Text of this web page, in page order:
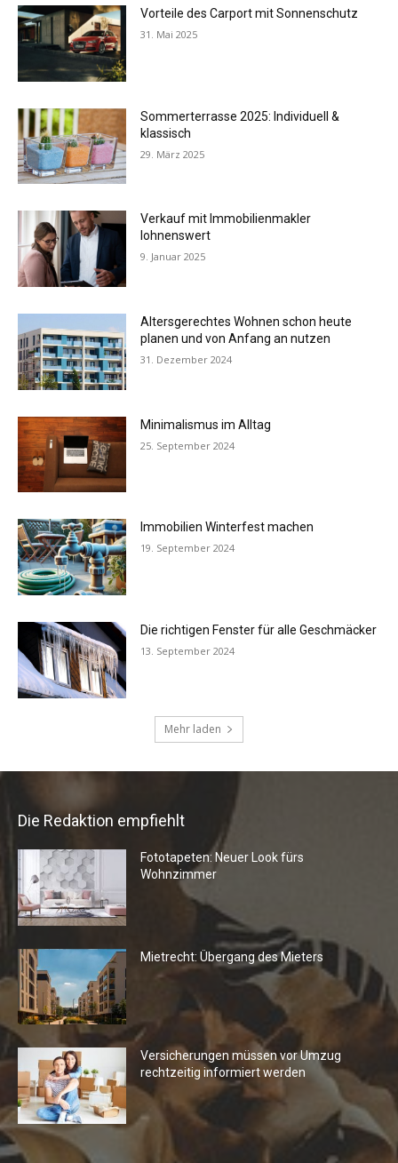
Die Redaktion empfiehlt
Fototapeten: Neuer Look fürs
Wohnzimmer
Mietrecht: Übergang des Mieters
Versicherungen müssen vor Umzug
rechtzeitig informiert werden